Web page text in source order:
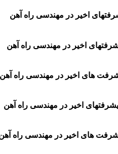
در مهندسی راه آهن
اخیر در مهندسی راه آهن
اخیر در مهندسی راه آهن
اخیر در مهندسی راه آهن
اخیر در مهندسی راه آهن